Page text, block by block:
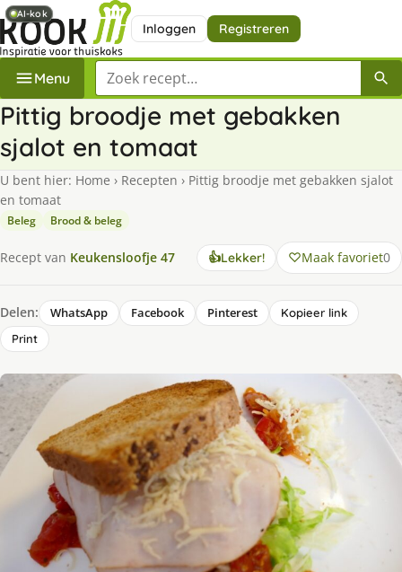
Inloggen Registreren
Menu Zoek een recept
Pittig broodje met gebakken
sjalot en tomaat
U bent hier: Home › Recepten › Pittig broodje met gebakken sjalot
en tomaat
Beleg Brood & beleg
Recept van Keukensloofje 47 👍Lekker! Maak favoriet0
Delen: WhatsApp Facebook Pinterest
Kopieer link
Print
AI-kok
AI-kok